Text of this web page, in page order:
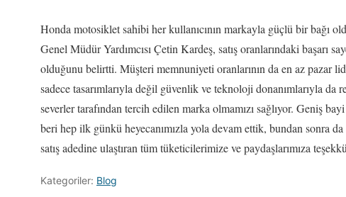
Honda motosiklet sahibi her kullanıcının markayla güçlü bir bağı
Genel Müdür Yardımcısı Çetin Kardeş, satış oranlarındaki başarı
olduğunu belirtti. Müşteri memnuniyeti oranlarının da en az pazar
sadece tasarımlarıyla değil güvenlik ve teknoloji donanımlarıyla
severler tarafından tercih edilen marka olmamızı sağlıyor. Geniş
beri hep ilk günkü heyecanımızla yola devam ettik, bundan sonra
satış adedine ulaştıran tüm tüketicilerimize ve paydaşlarımıza
Kategoriler: Blog